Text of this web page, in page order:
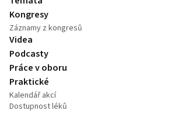
Kongresy
Záznamy z kongresů
Videa
Podcasty
Práce v oboru
Praktické
Kalendář akcí
Dostupnost léků